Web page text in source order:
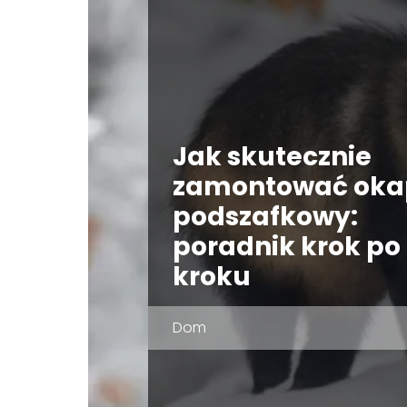
Jak skutecznie
zamontować
podszafkowy:
poradnik krok po
kroku
Dom